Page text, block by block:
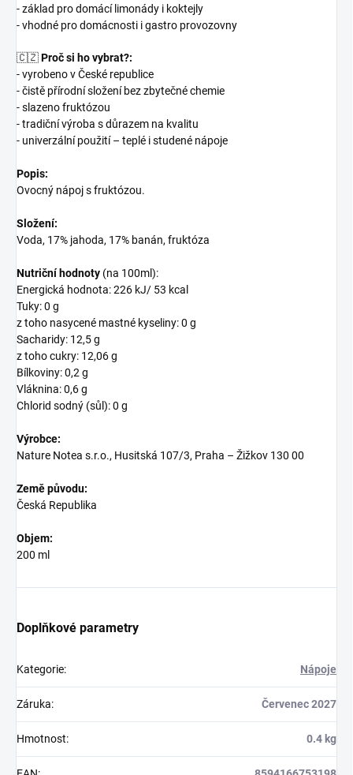
- základ pro domácí limonády i koktejly
- vhodné pro domácnosti i gastro provozovny
🇨🇿Proč si ho vybrat?:
- vyrobeno v České republice
- čistě přírodní složení bez zbytečné chemie
- slazeno fruktózou
- tradiční výroba s důrazem na kvalitu
- univerzální použití – teplé i studené nápoje
Popis:
Ovocný nápoj s fruktózou.
Složení:
Voda, 17% jahoda, 17% banán, fruktóza
Nutriční hodnoty (na 100ml):
Energická hodnota: 226 kJ/ 53 kcal
Tuky: 0 g
z toho nasycené mastné kyseliny: 0 g
Sacharidy: 12,5 g
z toho cukry: 12,06 g
Bílkoviny: 0,2 g
Vláknina: 0,6 g
Chlorid sodný (sůl): 0 g
Výrobce:
Nature Notea s.r.o., Husitská 107/3, Praha – Žižkov 130 00
Země původu:
Česká Republika
Objem:
200 ml
Doplňkové parametry
Kategorie: Nápoje
Záruka: Červenec 2027
Hmotnost: 0.4 kg